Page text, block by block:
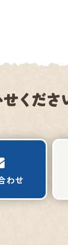
わせ